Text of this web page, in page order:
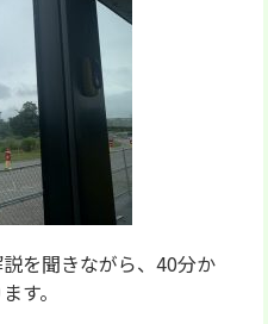
を聞きながら、40分か
す。